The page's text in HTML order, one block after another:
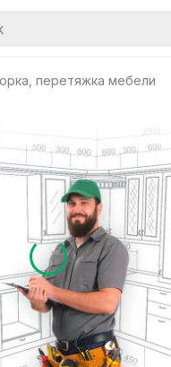
перетяжка мебели